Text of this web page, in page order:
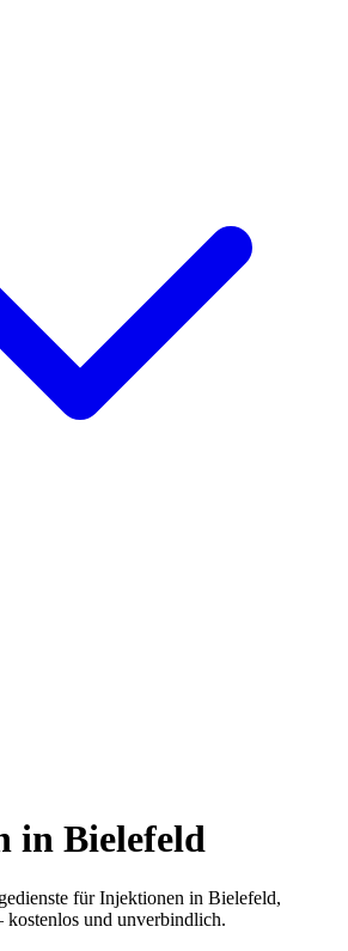
in Bielefeld
für Injektionen in Bielefeld,
und unverbindlich.